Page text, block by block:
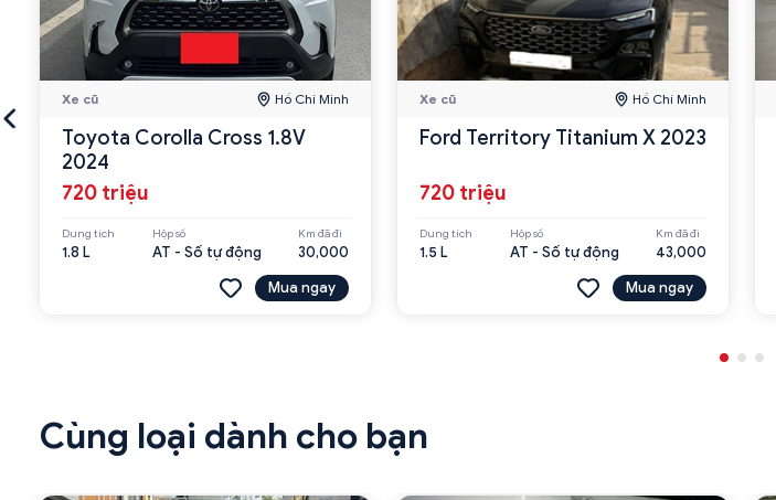
Xe cũ Hồ Chí Minh
Toyota Corolla Cross 1.8V
2024
720 triệu
Dung tích
1.8 L
Hộp số
AT - Số tự động
Km đã đi
30,000
Mua ngay
Xe cũ Hồ Chí Minh
Ford Territory Titanium X 2023
720 triệu
Dung tích
1.5 L
Hộp số
AT - Số tự động
Km đã đi
43,000
Mua ngay
Cùng loại dành cho bạn